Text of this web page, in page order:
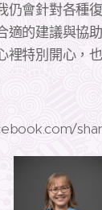
仍會針對各種
適的建議與協
裡特別開心，